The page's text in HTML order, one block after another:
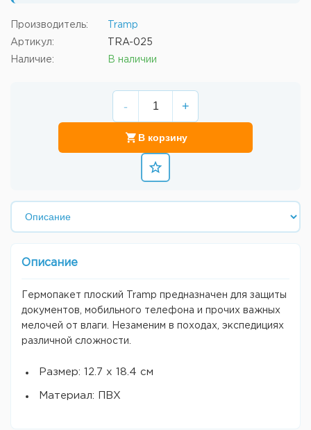
Производитель: Tramp
Артикул: TRA-025
Наличие: В наличии
- +
В корзину
Описание
Гермопакет плоский Tramp предназначен для защиты
документов, мобильного телефона и прочих важных
мелочей от влаги. Незаменим в походах, экспедициях
различной сложности.
Размер: 12.7 х 18.4 см
Материал: ПВХ